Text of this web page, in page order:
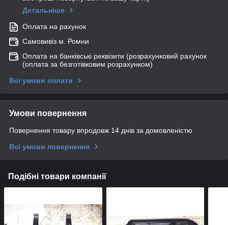
Детальніше
Оплата на рахунок
Самовивіз м. Ромни
Оплата на банківські реквізити (розрахунковий рахунок
(оплата за безготівковим розрахунком)
Всі умови оплати
Умови повернення
Повернення товару впродовж 14 днів за домовленістю
Всі умови повернення
Подібні товари компанії